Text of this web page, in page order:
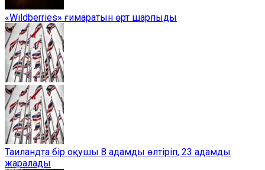
«Wildberries» ғимаратын өрт шарпыды
Таиландта бір оқушы 8 адамды өлтіріп, 23 адамды
жаралады